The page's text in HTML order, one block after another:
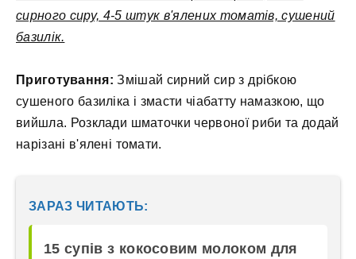
сирного сиру, 4-5 штук в'ялених томатів, сушений
базилік.
Приготування: Змішай сирний сир з дрібкою
сушеного базиліка і змасти чіабатту намазкою, що
вийшла. Розклади шматочки червоної риби та додай
нарізані в'ялені томати.
ЗАРАЗ ЧИТАЮТЬ:
15 супів з кокосовим молоком для